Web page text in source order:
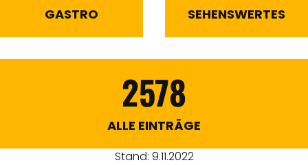
GASTRO SEHENSWERTES
2578
ALLE EINTRÄGE
Stand: 9.11.2022